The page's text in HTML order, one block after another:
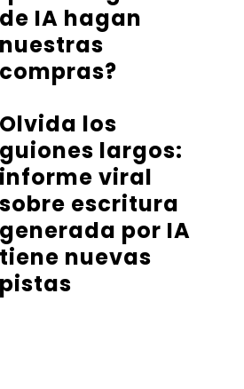
de IA hagan
nuestras
compras?
Olvida los
guiones largos:
informe viral
sobre escritura
generada por IA
tiene nuevas
pistas